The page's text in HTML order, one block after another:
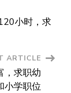
小时，求
ARTICLE
，求职幼
小学职位